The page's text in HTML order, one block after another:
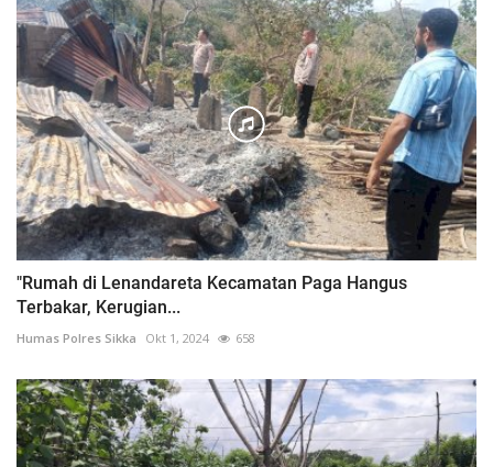
"Rumah di Lenandareta Kecamatan Paga Hangus
Terbakar, Kerugian...
Humas Polres Sikka Okt 1, 2024 658